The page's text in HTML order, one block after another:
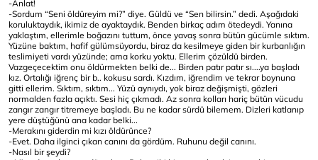
-Anlat!
-Sordum “Seni öldüreyim mi?” diye. Güldü ve “Sen bilirsin.” dedi. Aşağıdaki
koruluktaydık, ikimiz de ayaktaydık. Benden birkaç adım ötedeydi. Yanına
yaklaştım, ellerimle boğazını tuttum, önce yavaş sonra bütün gücümle sıktım.
Yüzüne baktım, hafif gülümsüyordu, biraz da kesilmeye giden bir kurbanlığın
teslimiyeti vardı yüzünde; ama korku yoktu. Ellerim çözüldü birden.
Vazgeçecektim onu öldürmekten belki de... Birden patır patır sı....ya başladı
kız. Ortalığı iğrenç bir b.. kokusu sardı. Kızdım, iğrendim ve tekrar boynuna
gitti ellerim. Sıktım, sıktım... Yüzü aynıydı, yok biraz değişmişti, gözleri
normalden fazla açıktı. Sesi hiç çıkmadı. Az sonra kolları hariç bütün vücudu
zangır zangır titremeye başladı. Bu ne kadar sürdü bilemem. Dizleri katlanıp
yere düştüğünü ana kadar belki...
-Merakını giderdin mi kızı öldürünce?
-Evet. Daha ilginci çıkan canını da gördüm. Ruhunu değil canını.
-Nasıl bir şeydi?